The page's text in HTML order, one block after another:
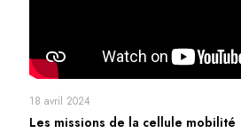
18 avril 2024
Les missions de la cellule mobilité